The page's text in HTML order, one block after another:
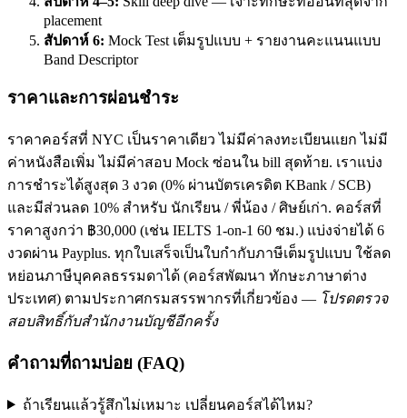
placement
สัปดาห์ 6: Mock Test เต็มรูปแบบ + รายงานคะแนนแบบ
Band Descriptor
ราคาและการผ่อนชำระ
ราคาคอร์สที่ NYC เป็นราคาเดียว ไม่มีค่าลงทะเบียนแยก ไม่มี
ค่าหนังสือเพิ่ม ไม่มีค่าสอบ Mock ซ่อนใน bill สุดท้าย. เราแบ่ง
การชำระได้สูงสุด 3 งวด (0% ผ่านบัตรเครดิต KBank / SCB)
และมีส่วนลด 10% สำหรับ นักเรียน / พี่น้อง / ศิษย์เก่า. คอร์สที่
ราคาสูงกว่า ฿30,000 (เช่น IELTS 1-on-1 60 ชม.) แบ่งจ่ายได้ 6
งวดผ่าน Payplus. ทุกใบเสร็จเป็นใบกำกับภาษีเต็มรูปแบบ ใช้ลด
หย่อนภาษีบุคคลธรรมดาได้ (คอร์สพัฒนา ทักษะภาษาต่าง
ประเทศ) ตามประกาศกรมสรรพากรที่เกี่ยวข้อง — โปรดตรวจ
สอบสิทธิ์กับสำนักงานบัญชีอีกครั้ง
คำถามที่ถามบ่อย (FAQ)
ถ้าเรียนแล้วรู้สึกไม่เหมาะ เปลี่ยนคอร์สได้ไหม?